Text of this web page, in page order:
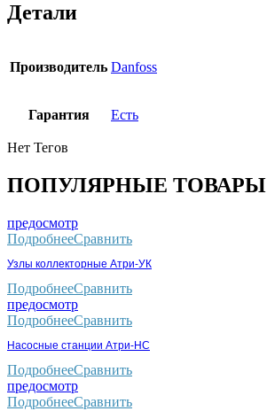
Детали
Производитель Danfoss
Гарантия Есть
Нет Тегов
ПОПУЛЯРНЫЕ ТОВАРЫ
предосмотр
ПодробнееСравнить
Узлы коллекторные Атри-УК
ПодробнееСравнить
предосмотр
ПодробнееСравнить
Насосные станции Атри-НС
ПодробнееСравнить
предосмотр
ПодробнееСравнить